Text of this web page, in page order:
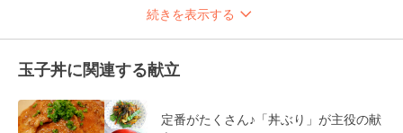
続きを表示する
玉子丼に関連する献立
定番がたくさん♪「丼ぶり」が主役の献